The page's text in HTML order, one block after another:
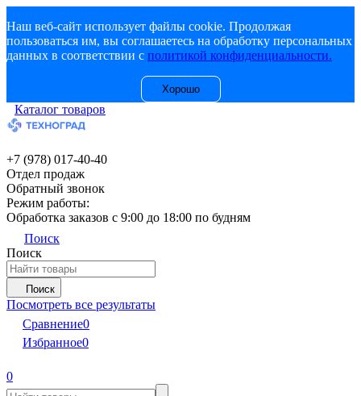
Наш веб-сайт использует файлы cookie. Продолжая
пользоваться им, вы соглашаетесь на обработку персональных
данных в соответствии с политикой конфиденциальности.
Хорошо
Каталог товаров
+7 (978) 017-40-40
Отдел продаж
Обратный звонок
Режим работы:
Обработка заказов с 9:00 до 18:00 по будням
Поиск
Поиск
Поиск
Посмотреть все результаты
Сравнение0
Избранное0
0